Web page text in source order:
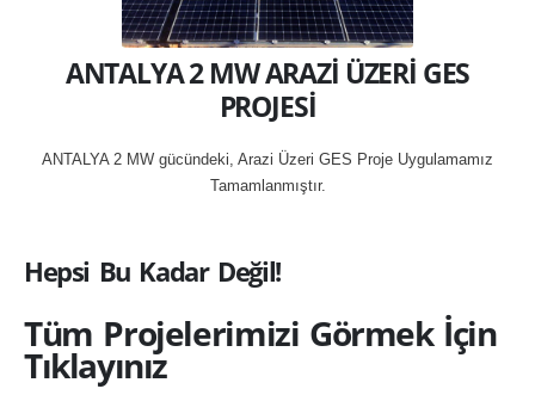
ANTALYA 2 MW ARAZİ ÜZERİ GES
PROJESİ
ANTALYA 2 MW gücündeki, Arazi Üzeri GES Proje Uygulamamız
Tamamlanmıştır.
Hepsi Bu Kadar Değil!
Tüm Projelerimizi Görmek İçin
Tıklayınız